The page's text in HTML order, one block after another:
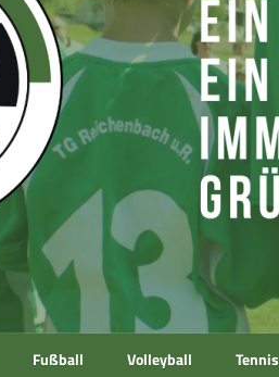
Fußball Volleyball Tennis